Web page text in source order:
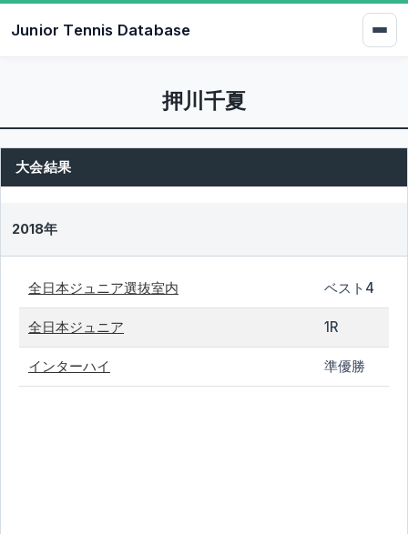
Junior Tennis Database
押川千夏
大会結果
2018年
全日本ジュニア選抜室内 ベスト4
全日本ジュニア 1R
インターハイ 準優勝